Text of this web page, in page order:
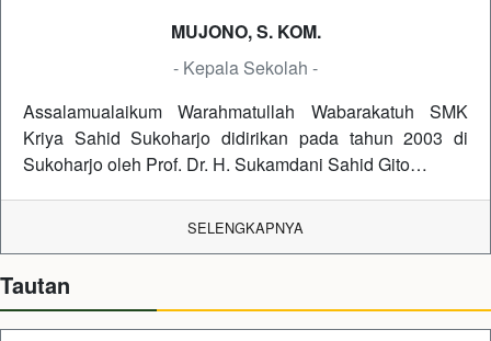
MUJONO, S. KOM.
- Kepala Sekolah -
Assalamualaikum Warahmatullah Wabarakatuh SMK
Kriya Sahid Sukoharjo didirikan pada tahun 2003 di
Sukoharjo oleh Prof. Dr. H. Sukamdani Sahid Gito…
SELENGKAPNYA
Tautan